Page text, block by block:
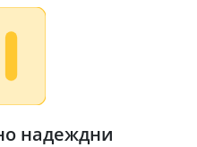
надеждни